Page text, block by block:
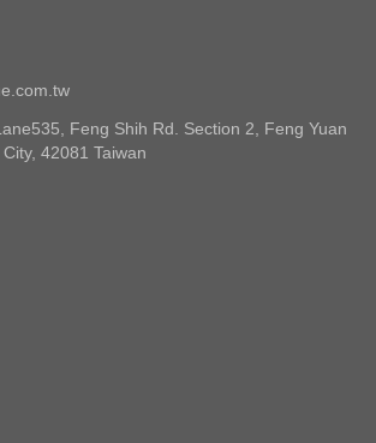
Feng Shih Rd. Section 2, Feng Yuan
42081 Taiwan